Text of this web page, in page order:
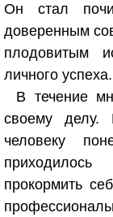
Он стал
доверенным
плодовитым
личного успеха.
В течение
своему делу.
человеку
прокормить